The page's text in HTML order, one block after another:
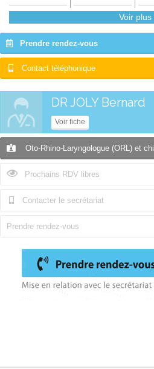
Voir plus
Prendre rendez-vous
Contact téléphonique
DR JOLY Bernard
Voir fiche
Oto-Rhino-Laryngologue (ORL) et
Prochains RDV libres
Contacter le secrétariat
Prendre rendez-vous